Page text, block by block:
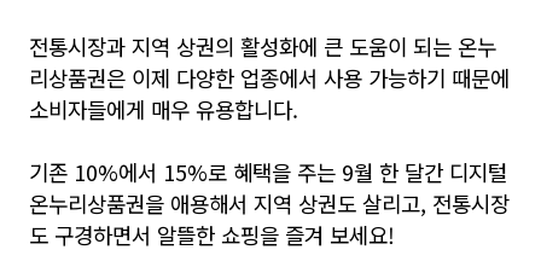
전통시장과 지역 상권의 활성화에 큰 도움이 되는 온누
리상품권은 이제 다양한 업종에서 사용 가능하기 때문에
소비자들에게 매우 유용합니다.
기존 10%에서 15%로 혜택을 주는 9월 한 달간 디지털
온누리상품권을 애용해서 지역 상권도 살리고, 전통시장
도 구경하면서 알뜰한 쇼핑을 즐겨 보세요!